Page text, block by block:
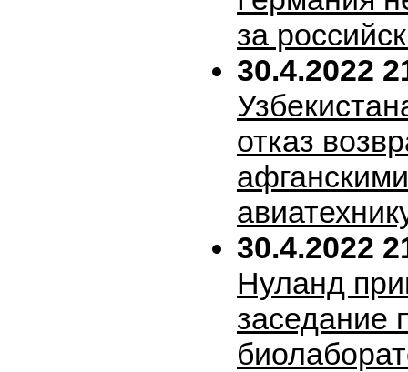
за
30.4.2022
отказ
30.4.2022
Нуланд
заседание